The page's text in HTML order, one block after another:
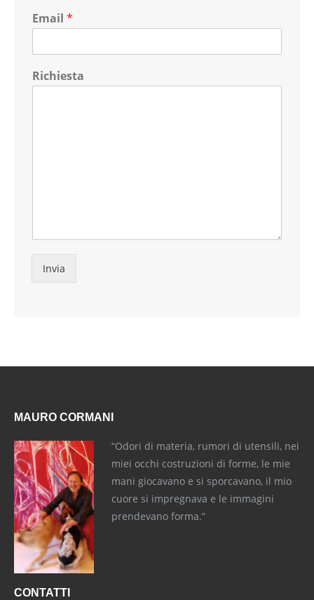
Email *
Richiesta
Invia
MAURO CORMANI
“Odori di materia, rumori di utensili, nei
miei occhi costruzioni di forme, le mie
mani giocavano e si sporcavano, il mio
cuore si impregnava e le immagini
prendevano forma.”
CONTATTI